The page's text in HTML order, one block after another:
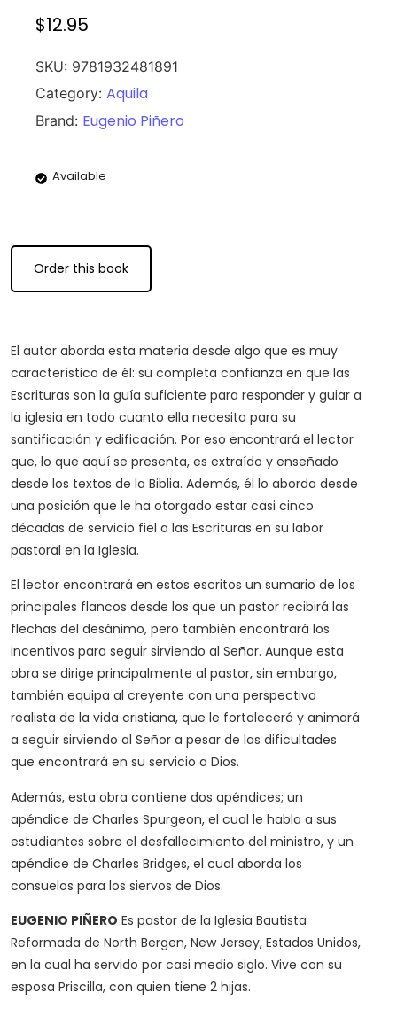
$12.95
SKU: 9781932481891
Category: Aquila
Brand: Eugenio Piñero
Available
Order this book
El autor aborda esta materia desde algo que es muy
característico de él: su completa confianza en que las
Escrituras son la guía suficiente para responder y guiar a
la iglesia en todo cuanto ella necesita para su
santificación y edificación. Por eso encontrará el lector
que, lo que aquí se presenta, es extraído y enseñado
desde los textos de la Biblia. Además, él lo aborda desde
una posición que le ha otorgado estar casi cinco
décadas de servicio fiel a las Escrituras en su labor
pastoral en la Iglesia.
El lector encontrará en estos escritos un sumario de los
principales flancos desde los que un pastor recibirá las
flechas del desánimo, pero también encontrará los
incentivos para seguir sirviendo al Señor. Aunque esta
obra se dirige principalmente al pastor, sin embargo,
también equipa al creyente con una perspectiva
realista de la vida cristiana, que le fortalecerá y animará
a seguir sirviendo al Señor a pesar de las dificultades
que encontrará en su servicio a Dios.
Además, esta obra contiene dos apéndices; un
apéndice de Charles Spurgeon, el cual le habla a sus
estudiantes sobre el desfallecimiento del ministro, y un
apéndice de Charles Bridges, el cual aborda los
consuelos para los siervos de Dios.
EUGENIO PIÑERO Es pastor de la Iglesia Bautista
Reformada de North Bergen, New Jersey, Estados Unidos,
en la cual ha servido por casi medio siglo. Vive con su
esposa Priscilla, con quien tiene 2 hijas.